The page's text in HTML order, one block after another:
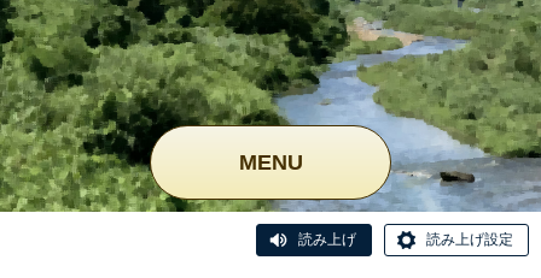
MENU
読み上げ 読み上げ設定